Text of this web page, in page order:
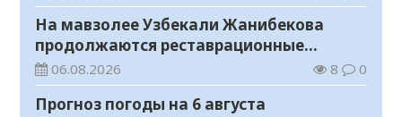
На мавзолее Узбекали Жанибекова
продолжаются реставрационные
работы
06.08.2026 8 0
Прогноз погоды на 6 августа